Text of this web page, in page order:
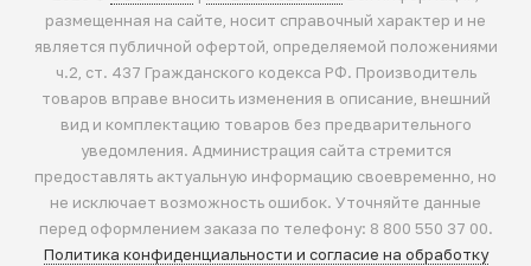
размещенная на сайте, носит справочный характер и не
является публичной офертой, определяемой положениями
ч.2, ст. 437 Гражданского кодекса РФ. Производитель
товаров вправе вносить изменения в описание, внешний
вид и комплектацию товаров без предварительного
уведомления. Администрация сайта стремится
предоставлять актуальную информацию своевременно, но
не исключает возможность ошибок. Уточняйте данные
перед оформлением заказа по телефону: 8 800 550 37 00.
Политика конфиденциальности и согласие на обработку